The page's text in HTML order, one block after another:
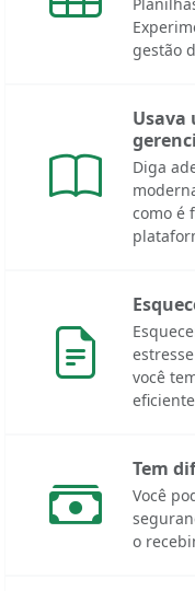
gestão
Diga
como é
você
Tem
Você
o